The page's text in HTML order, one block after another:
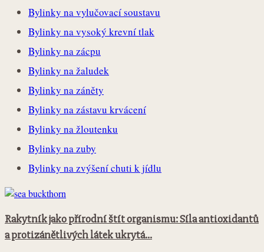
Bylinky na vylučovací soustavu
Bylinky na vysoký krevní tlak
Bylinky na zácpu
Bylinky na žaludek
Bylinky na záněty
Bylinky na zástavu krvácení
Bylinky na žloutenku
Bylinky na zuby
Bylinky na zvýšení chuti k jídlu
Rakytník jako přírodní štít organismu: Síla antioxidantů
a protizánětlivých látek ukrytá...